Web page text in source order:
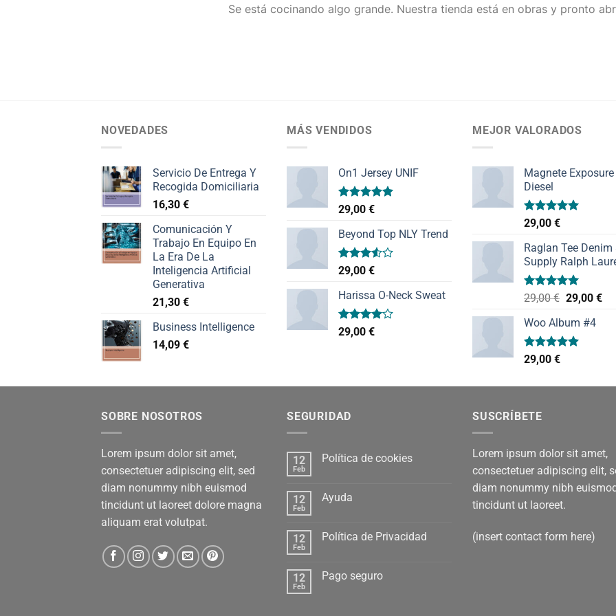
Se está cocinando algo grande. Nuestra tienda está en obras y pronto
NOVEDADES
Servicio De Entrega Y
Recogida Domiciliaria
16,30 €
Comunicación Y
Trabajo En Equipo En
La Era De La
Inteligencia Artificial
Generativa
21,30 €
Business Intelligence
14,09 €
MÁS VENDIDOS
On1 Jersey UNIF
Valorado
con
de 5
29,00 €
Beyond Top NLY Trend
Valorado
con
3.50de
5
29,00 €
Harissa O-Neck Sweat
Valorado
con
29,00 €
MEJOR VALORADOS
Magnete Exposure
Diesel
Valorado
con
de 5
29,00 €
Raglan Tee Denim
Supply Ralph
Valorado
de 5
29,00€ El
original
era:
29,00 €El
Woo Album #4
Valorado
con
29,00 €
SOBRE NOSOTROS
Lorem ipsum dolor sit amet,
consectetuer adipiscing elit, sed
diam nonummy nibh euismod
tincidunt ut laoreet dolore magna
aliquam erat volutpat.
SEGURIDAD
12
Feb
Política de cookies
12
Feb
Ayuda
12
Feb
Política de Privacidad
12
Feb
Pago seguro
SUSCRÍBETE
Lorem ipsum dolor sit amet,
consectetuer adipiscing elit,
diam nonummy nibh euismod
tincidunt ut laoreet.
(insert contact form here)